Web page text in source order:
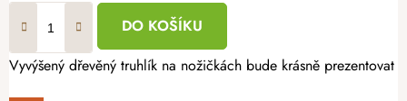
DO KOŠÍKU
Vyvýšený dřevěný truhlík na nožičkách bude krásně